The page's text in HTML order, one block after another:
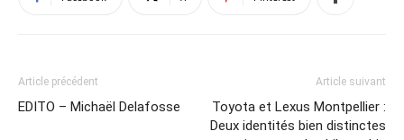
Article précédent
EDITO – Michaël Delafosse
Article suivant
Toyota et Lexus Montpellier :
Deux identités bien distinctes